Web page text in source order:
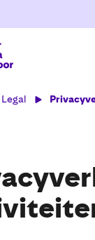
Legal